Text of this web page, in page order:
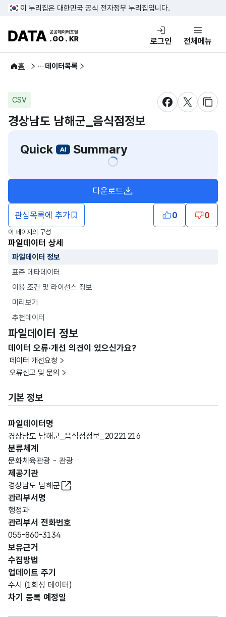
콘텐츠 바로가기
푸터 바로가기
이 누리집은 대한민국 공식 전자정부 누리집입니다.
DATA.GO.KR 공공데이터포털
로그인 전체메뉴
홈
공공데이터 데이터목록
CSV
새창 열림새창 열림
새창
경상남도 남해군_음식점정보
Quick
Summary
관심목록에 추가
다운로드
0 0
이 페이지의 구성
파일데이터 상세
파일데이터 정보
표준 메타데이터
이용 조건 및 라이선스 정보
미리보기
추천데이터
파일데이터 정보
데이터 오류·개선 의견이 있으신가요?
데이터 개선요청
오류신고 및 문의
기본 정보
파일데이터명
경상남도 남해군_음식점정보_20221216
분류체계
문화체육관광 - 관광
제공기관
경상남도 남해군
관리부서명
행정과
관리부서 전화번호
055-860-3134
보유근거
수집방법
업데이트 주기
수시 (1회성 데이터)
차기 등록 예정일